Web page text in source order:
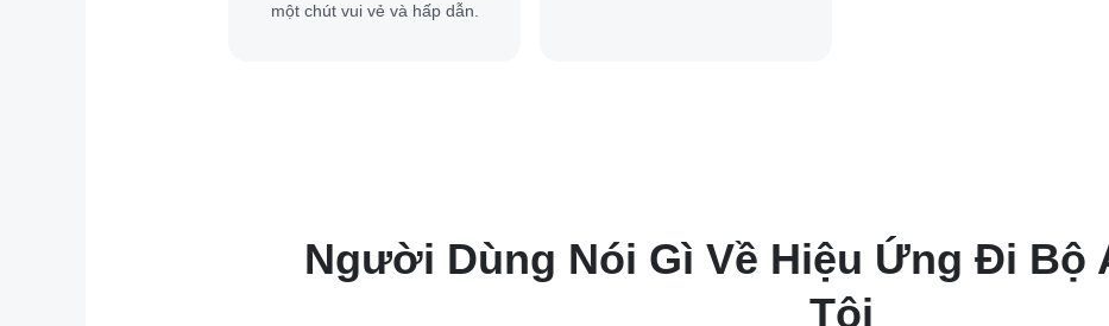
một chút vui vẻ và hấp dẫn.
Người Dùng Nói Gì Về Hiệu Ứng Đi Bộ
Tôi